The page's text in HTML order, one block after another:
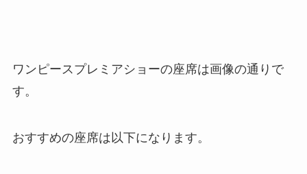
ワンピースプレミアショーの座席は画像の通りで
す。
おすすめの座席は以下になります。